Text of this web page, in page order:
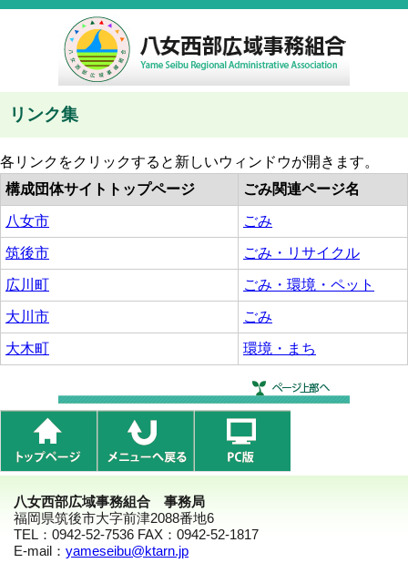
リンク集
各リンクをクリックすると新しいウィンドウが開きます。
構成団体サイトトップページ
ごみ関連ページ名
八女市 ごみ
筑後市 ごみ・リサイクル
広川町 ごみ・環境・ペット
大川市 ごみ
大木町 環境・まち
八女西部広域事務組合 事務局
福岡県筑後市大字前津2088番地6
TEL：0942-52-7536 FAX：0942-52-1817
E-mail： yameseibu@ktarn.jp